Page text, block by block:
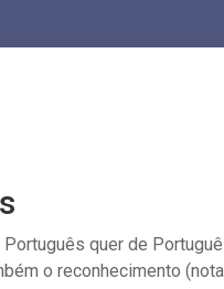
quer de
o reconhecimento